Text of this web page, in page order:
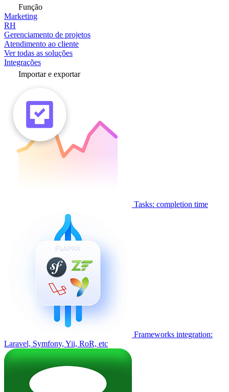
Função
Marketing
RH
Gerenciamento de projetos
Atendimento ao cliente
Ver todas as soluções
Integrações
Importar e exportar
Tasks: completion time
Frameworks integration:
Laravel, Symfony, Yii, RoR, etc